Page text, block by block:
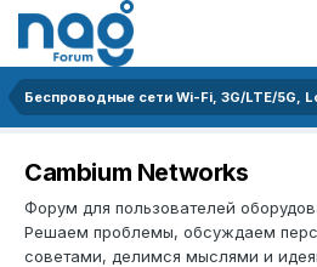
Беспроводные сети Wi-Fi, 3G/LTE/5G,
Cambium Networks
Форум для пользователей
Решаем проблемы, обсуждаем
советами, делимся мыслями и